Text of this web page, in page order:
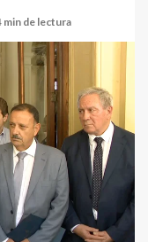
min de lectura